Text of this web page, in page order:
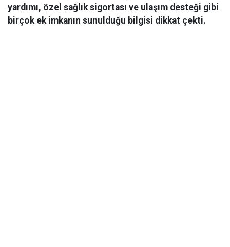
yardımı, özel sağlık sigortası ve ulaşım desteği gibi
birçok ek imkanın sunulduğu bilgisi dikkat çekti.